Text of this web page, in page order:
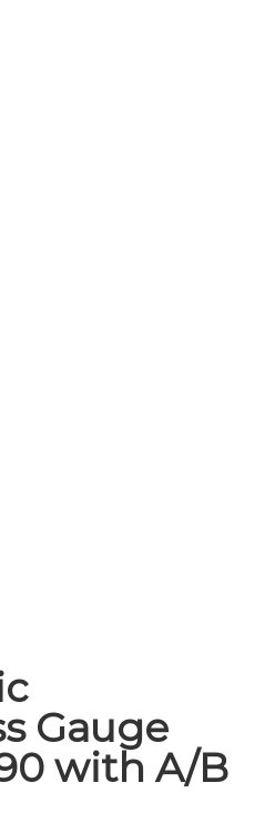
Gauge
with A/B